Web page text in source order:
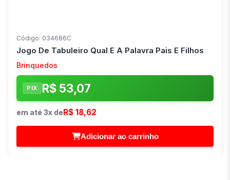
Código: 034686C
Jogo De Tabuleiro Qual E A Palavra Pais E Filhos
Brinquedos
PIX R$ 53,07
em até 3x deR$ 18,62
Adicionar ao carrinho